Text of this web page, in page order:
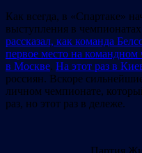
Как всегда, в «Спартаке»
выступления в
рассказал, как команда
первое место на
в Москве. На этот раз в
россиян. Вскоре
личном чемпионате,
раз, но этот раз в дележе.